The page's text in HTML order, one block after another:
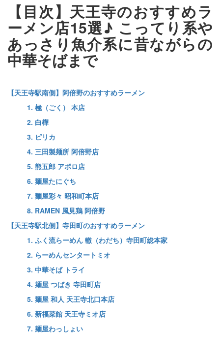
【目次】天王寺のおすすめラ
ーメン店15選♪ こってり系や
あっさり魚介系に昔ながらの
中華そばまで
【天王寺駅南側】阿倍野のおすすめラーメン
1. 極（ごく） 本店
2. 白樺
3. ピリカ
4. 三田製麺所 阿倍野店
5. 熊五郎 アポロ店
6. 麺屋たにぐち
7. 麺屋彩々 昭和町本店
8. RAMEN 風見鶏 阿倍野
【天王寺駅北側】寺田町のおすすめラーメン
1. ふく流らーめん 轍（わだち）寺田町総本家
2. らーめんセンタートミオ
3. 中華そば トライ
4. 麺屋 つばき 寺田町店
5. 麺屋 和人 天王寺北口本店
6. 新福菜館 天王寺ミオ店
7. 麺屋わっしょい